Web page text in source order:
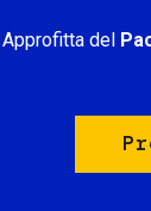
Approfitta del